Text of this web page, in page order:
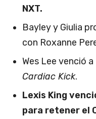
NXT.
Bayley y Giulia
con Roxanne
Wes Lee venció
Cardiac Kick.
Lexis King
para retener el